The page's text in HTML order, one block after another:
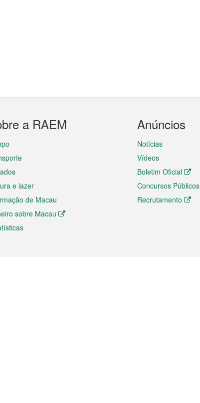
a RAEM
e lazer
de Macau
sobre Macau
Anúncios
Notícias
Vídeos
Boletim Oficial
Concursos Públicos
Recrutamento